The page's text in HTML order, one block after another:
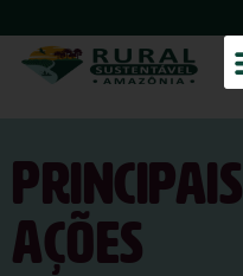
Principais
Ações